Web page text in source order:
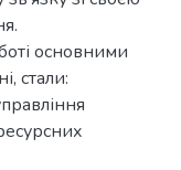
основними
стали: